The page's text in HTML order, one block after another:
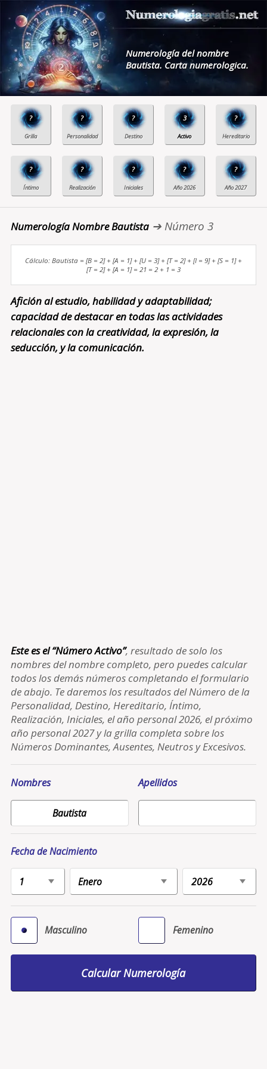
Numerología del nombre
Bautista. Carta numerologica.
? ? ? 3 ?
? ? ? ? ?
Numerología Nombre Bautista➔ Número 3
Cálculo: Bautista = [B = 2] + [A = 1] + [U = 3] + [T = 2] + [I = 9] + [S = 1] +
[T = 2] + [A = 1] = 21 = 2 + 1 = 3
Afición al estudio, habilidad y adaptabilidad;
capacidad de destacar en todas las actividades
relacionales con la creatividad, la expresión, la
seducción, y la comunicación.
Este es el “Número Activo”, resultado de solo los
nombres del nombre completo, pero puedes calcular
todos los demás números completando el formulario
de abajo. Te daremos los resultados del Número de la
Personalidad, Destino, Hereditario, Íntimo,
Realización, Iniciales, el año personal 2026, el próximo
año personal 2027 y la grilla completa sobre los
Números Dominantes, Ausentes, Neutros y Excesivos.
Nombres Apellidos
Fecha de Nacimiento
Masculino Femenino